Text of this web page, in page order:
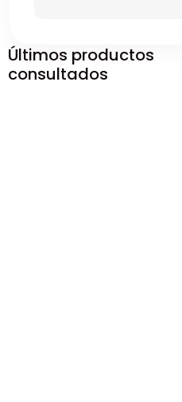
Últimos productos
consultados